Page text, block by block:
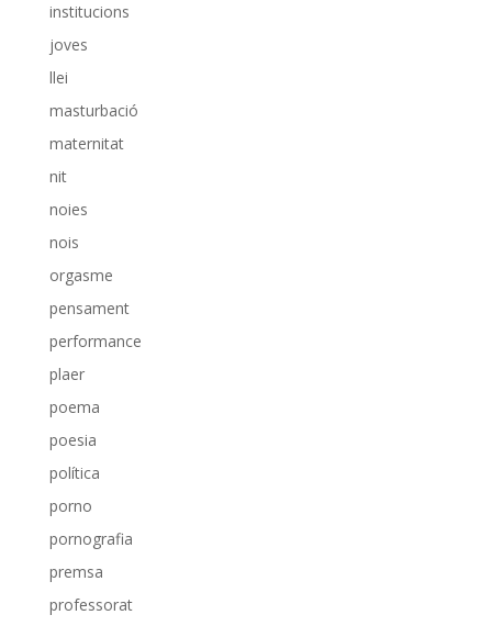
institucions
joves
llei
masturbació
maternitat
nit
noies
nois
orgasme
pensament
performance
plaer
poema
poesia
política
porno
pornografia
premsa
professorat